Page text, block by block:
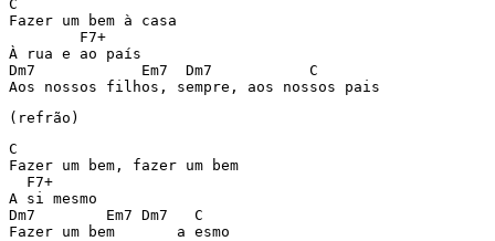
C
Fazer um bem à casa
        F7+
À rua e ao país
Dm7            Em7  Dm7           C
Aos nossos filhos, sempre, aos nossos pais
(refrão)
C
Fazer um bem, fazer um bem
  F7+
A si mesmo
Dm7        Em7 Dm7   C
Fazer um bem       a esmo